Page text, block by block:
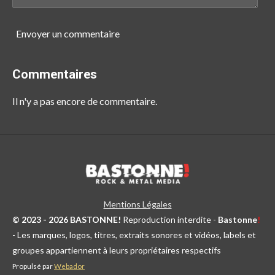
Envoyer un commentaire
Commentaires
Il n'y a pas encore de commentaire.
Mentions Légales
© 2023 - 2026 BASTONNE! Reproduction interdite - Bastonne!
- Les marques, logos, titres, extraits sonores et vidéos, labels et
groupes appartiennent à leurs propriétaires respectifs
Propulsé parWebador